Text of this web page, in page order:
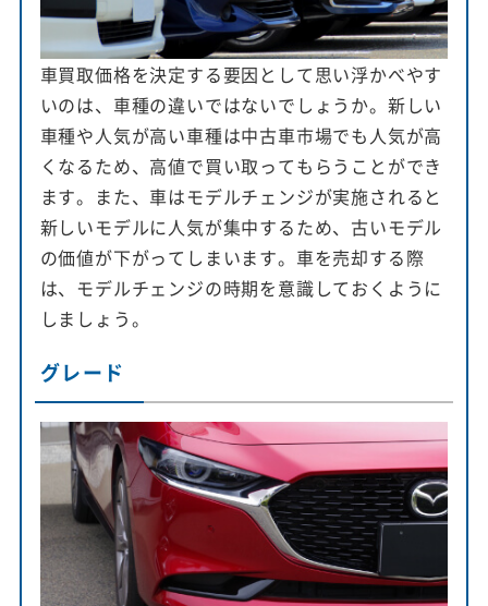
車買取価格を決定する要因として思い浮かべやす
いのは、車種の違いではないでしょうか。新しい
車種や人気が高い車種は中古車市場でも人気が高
くなるため、高値で買い取ってもらうことができ
ます。また、車はモデルチェンジが実施されると
新しいモデルに人気が集中するため、古いモデル
の価値が下がってしまいます。車を売却する際
は、モデルチェンジの時期を意識しておくように
しましょう。
グレード